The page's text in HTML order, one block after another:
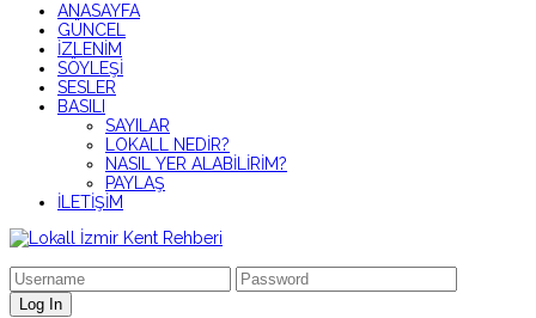
ANASAYFA
GÜNCEL
İZLENİM
SÖYLEŞİ
SESLER
BASILI
SAYILAR
LOKALL NEDİR?
NASIL YER ALABİLİRİM?
PAYLAŞ
İLETİŞİM